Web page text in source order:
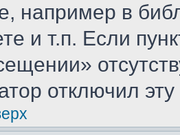
например в
и т.п. Если
отключил